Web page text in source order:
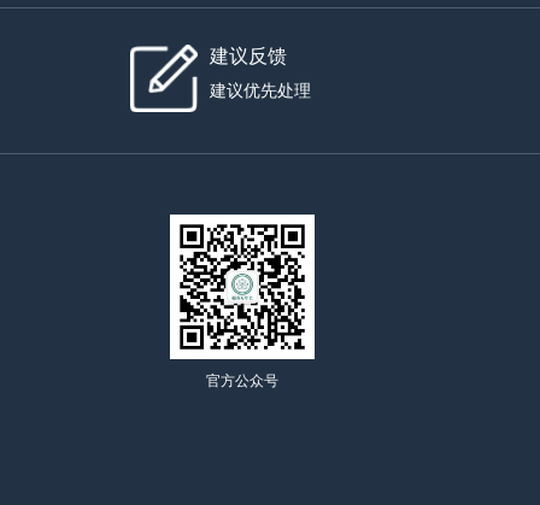
建议反馈
建议优先处理
官方公众号